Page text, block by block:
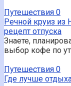
Путешествия 0
Речной круиз
рецепт отпуска
Знаете,
выбор кофе по
Путешествия 0
Где лучше